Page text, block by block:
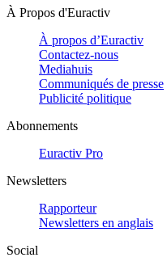
À Propos d'Euractiv
À propos d’Euractiv
Contactez-nous
Mediahuis
Communiqués de presse
Publicité politique
Abonnements
Euractiv Pro
Newsletters
Rapporteur
Newsletters en anglais
Social